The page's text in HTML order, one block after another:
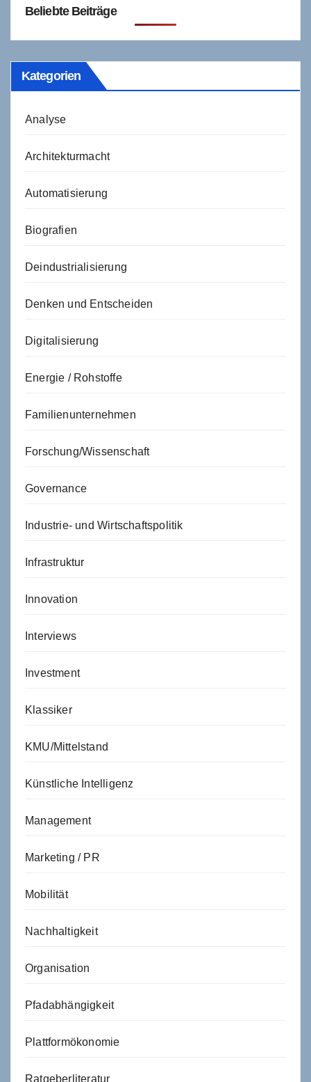
Beliebte Beiträge
Kategorien
Analyse
Architekturmacht
Automatisierung
Biografien
Deindustrialisierung
Denken und Entscheiden
Digitalisierung
Energie / Rohstoffe
Familienunternehmen
Forschung/Wissenschaft
Governance
Industrie- und Wirtschaftspolitik
Infrastruktur
Innovation
Interviews
Investment
Klassiker
KMU/Mittelstand
Künstliche Intelligenz
Management
Marketing / PR
Mobilität
Nachhaltigkeit
Organisation
Pfadabhängigkeit
Plattformökonomie
Ratgeberliteratur